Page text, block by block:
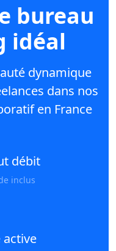
bureau
idéal
dynamique
dans nos
en France
débit
inclus